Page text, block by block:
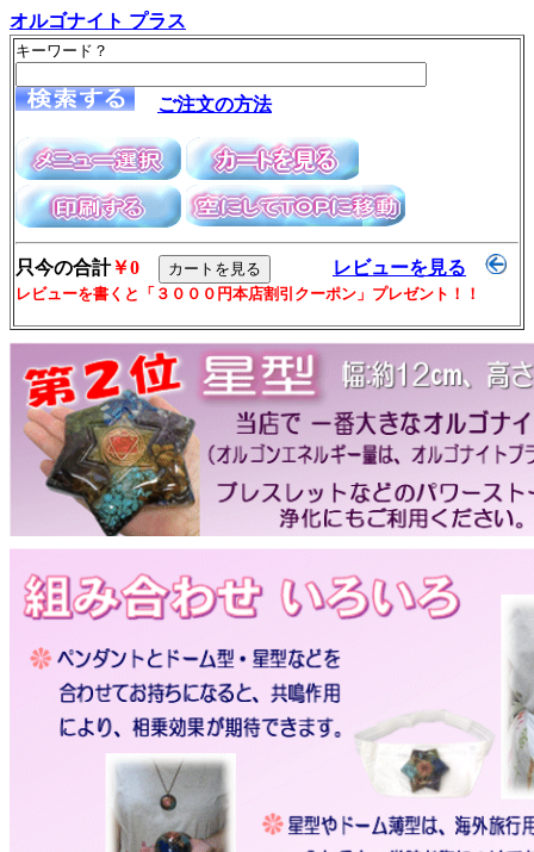
オルゴナイト プラス
キーワード？
ご注文の方法
只今の合計￥0 レビューを見る
レビューを書くと「３０００円本店割引クーポン」プレゼント！！